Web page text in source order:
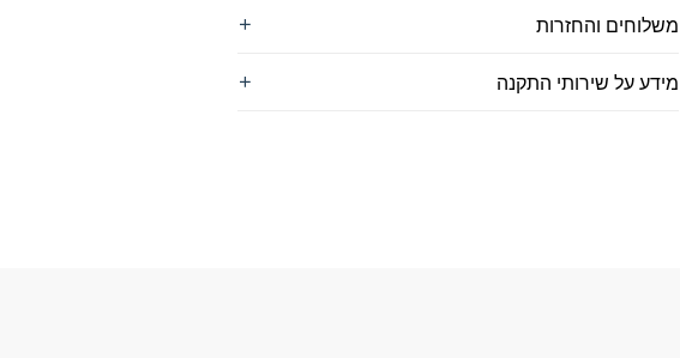
משלוחים והחזרות
מידע על שירותי התקנה